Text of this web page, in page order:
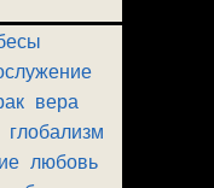
вера
глобализм
любовь